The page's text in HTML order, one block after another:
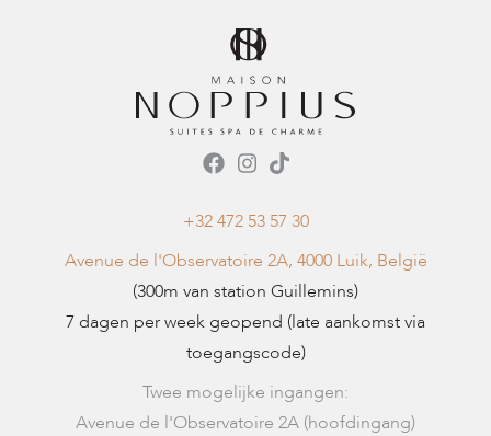
+32 472 53 57 30
Avenue de l'Observatoire 2A, 4000 Luik, België
(300m van station Guillemins)
7 dagen per week geopend (late aankomst via
toegangscode)
Twee mogelijke ingangen:
Avenue de l'Observatoire 2A (hoofdingang)